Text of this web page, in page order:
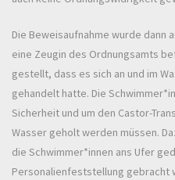
Die Beweisaufnahme wurde dann
eine Zeugin des Ordnungsamts
gestellt, dass es sich an und im
gehandelt hatte. Die
Sicherheit und um den Castor-
Wasser geholt werden müssen.
die Schwimmer*innen ans Ufer
Personalienfeststellung gebracht